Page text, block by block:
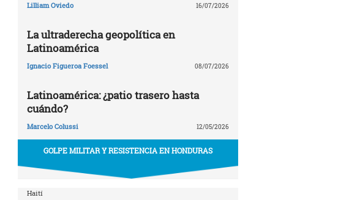
Lilliam Oviedo 16/07/2026
La ultraderecha geopolítica en
Latinoamérica
Ignacio Figueroa Foessel 08/07/2026
Latinoamérica: ¿patio trasero hasta
cuándo?
Marcelo Colussi 12/05/2026
GOLPE MILITAR Y RESISTENCIA EN HONDURAS
Haití